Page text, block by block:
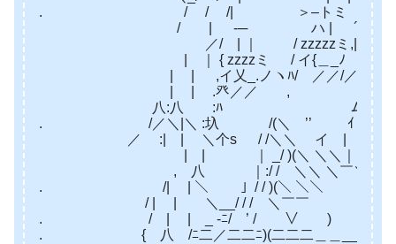
. / / /| ＞–トミ | ∨ﾉ
/ | -─ ハ | ´”‘ ＼＿
／/ | ｜ / zzzzzミ,| } ＼
| ｜ { zzzzミ / イ{＿_ﾉ ≫
| | ,イ乂_.ノヽﾊ/ ／／/／
| | .癶／／ , / , ﾞ
八:八 :ﾊ ムイ |
. /／＼|＼ :圦 /(＼ ’’ ｲ
／ :| | ＼个s / /＼＼ イ | |
| | ｜ _/ )(＼ ＼＼｜.
, 八 ｜:/ / ＼＼ ＼￣＼ /
. /| | ＼ 」/ / )(＼ ＼＼ ＼/
/ | | ＼__/ / / ＼￣￣ ＼_ |
. / | | _ ‐ﾆ/ ’ / ∨￣￣) ∨ |
. { 八 /ﾆ二／二二ﾆ)(二二二＿＿___ ∨